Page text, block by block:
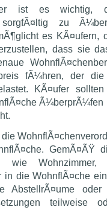
ist es wichtig,
sorgfÃ¤ltig zu
es KÃ¤ufern,
dass sie
fÃ¼hren, der
KÃ¤ufer
Ã¼berprÃ¼fen
GemÃ¤ÃŸ
wie Wohnzimmer,
in die WohnflÃ¤che
AbstellrÃ¤ume
teilweise